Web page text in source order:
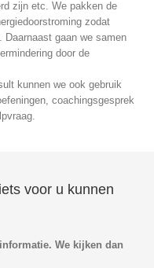
zijn etc. We pakken de
zodat
Daarnaast gaan we samen
door de
kunnen we ook gebruik
coachingsgesprek
voor u kunnen
We kijken dan